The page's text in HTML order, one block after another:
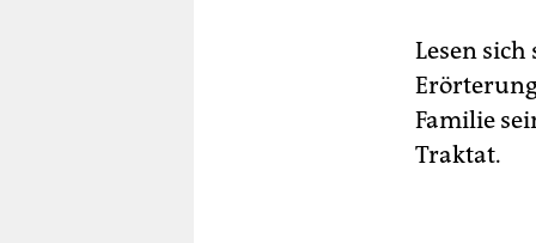
Lesen
Familie
Traktat.